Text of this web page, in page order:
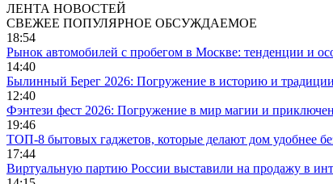
ЛЕНТА НОВОСТЕЙ
СВЕЖЕЕ ПОПУЛЯРНОЕ ОБСУЖДАЕМОЕ
18:54
Рынок автомобилей с пробегом в Москве: тенденции и
14:40
Былинный Берег 2026: Погружение в историю и
12:40
Фэнтези фест 2026: Погружение в мир магии и
19:46
ТОП-8 бытовых гаджетов, которые делают дом удобнее
17:44
Виртуальную партию России выставили на продажу в